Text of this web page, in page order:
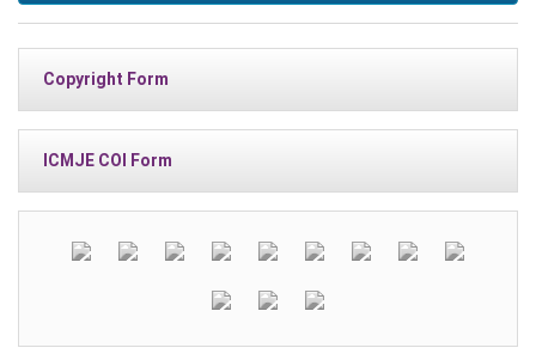
Copyright Form
ICMJE COI Form